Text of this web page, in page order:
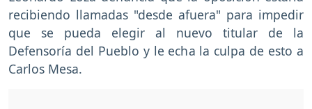
recibiendo llamadas "desde afuera" para impedir
que se pueda elegir al nuevo titular de la
Defensoría del Pueblo y le echa la culpa de esto a
Carlos Mesa.